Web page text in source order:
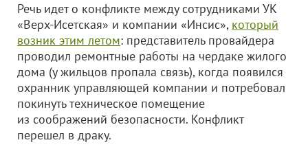
Речь идет о конфликте между сотрудниками УК
«Верх-Исетская» и компании «Инсис», который
возник этим летом: представитель провайдера
проводил ремонтные работы на чердаке жилого
дома (у жильцов пропала связь), когда появился
охранник управляющей компании и потребовал
покинуть техническое помещение
из соображений безопасности. Конфликт
перешел в драку.